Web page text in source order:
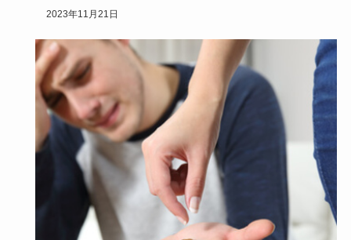
までそうしたら…
2023年11月21日